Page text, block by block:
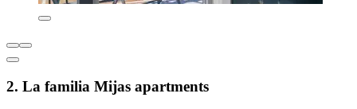
2. La familia Mijas apartments